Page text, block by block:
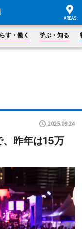
す・働く 学ぶ・知る
2025.09.24
昨年は15万